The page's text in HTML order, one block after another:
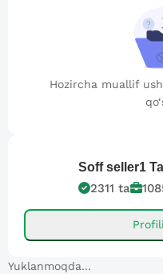
Hozircha muallif
Soff seller1
2311 ta
Yuklanmoqda...